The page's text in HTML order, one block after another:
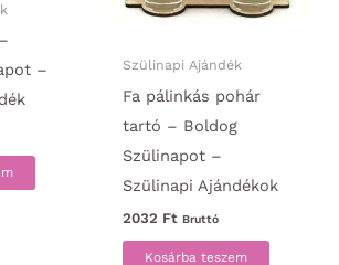
–
Szülinapi Ajándék
Fa pálinkás pohár
tartó – Boldog
Szülinapot –
Szülinapi Ajándékok
2032 Ft Bruttó
Kosárba teszem